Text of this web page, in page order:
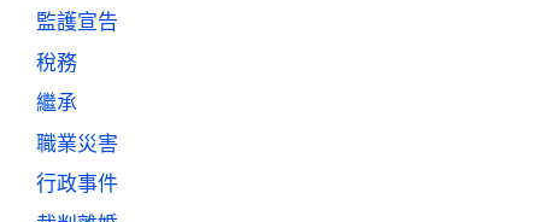
監護宣告
稅務
繼承
職業災害
行政事件